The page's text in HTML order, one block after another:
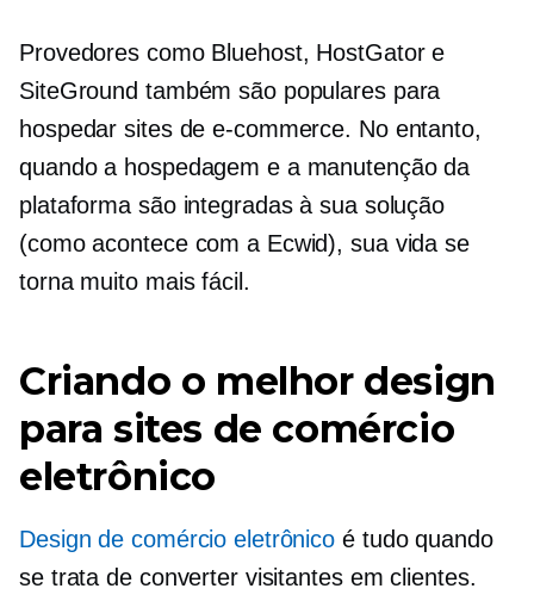
Provedores como Bluehost, HostGator e
SiteGround também são populares para
hospedar sites de e-commerce. No entanto,
quando a hospedagem e a manutenção da
plataforma são integradas à sua solução
(como acontece com a Ecwid), sua vida se
torna muito mais fácil.
Criando o melhor design
para sites de comércio
eletrônico
Design de comércio eletrônico é tudo quando
se trata de converter visitantes em clientes.